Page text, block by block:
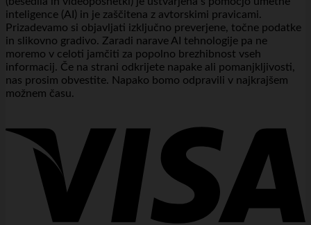
inteligence (AI) in je zaščitena z avtorskimi pravicami.
Prizadevamo si objavljati izključno preverjene, točne podatke
in slikovno gradivo. Zaradi narave AI tehnologije pa ne
moremo v celoti jamčiti za popolno brezhibnost vseh
informacij. Če na strani odkrijete napake ali pomanjkljivosti,
nas prosim obvestite. Napako bomo odpravili v najkrajšem
možnem času.